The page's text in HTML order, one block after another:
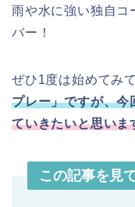
雨や水に強い独自コ
バー！
ぜひ1度は始めてみ
プレー」ですが、今
ていきたいと思いま
この記事を見